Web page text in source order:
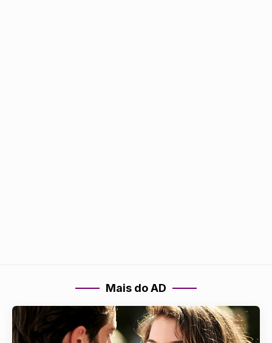
Mais do AD